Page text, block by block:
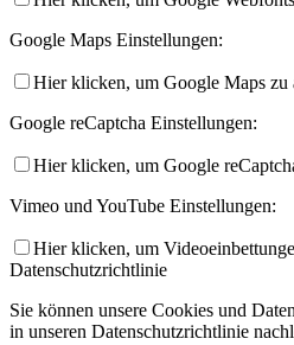
Google Maps Einstellungen:
Hier klicken, um Google Maps zu
Google reCaptcha Einstellungen:
Hier klicken, um Google
Vimeo und YouTube Einstellungen:
Hier klicken, um
Datenschutzrichtlinie
Sie können unsere Cookies und
in unseren Datenschutzrichtlinie